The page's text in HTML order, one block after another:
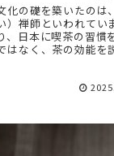
化の礎を築いたのは
）禅師といわれてい
、日本に喫茶の習慣
はなく、茶の効能を